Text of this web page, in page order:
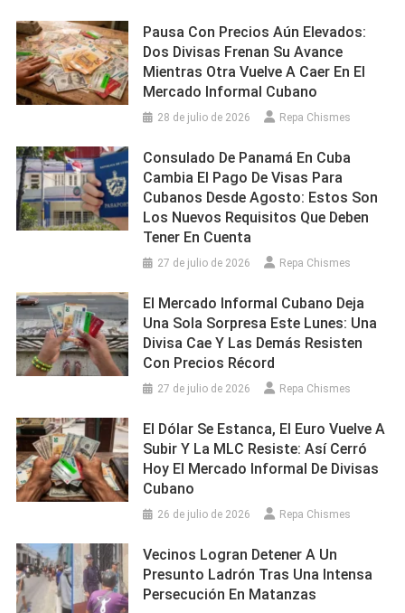
Pausa Con Precios Aún Elevados:
Dos Divisas Frenan Su Avance
Mientras Otra Vuelve A Caer En El
Mercado Informal Cubano
28 de julio de 2026 Repa Chismes
Consulado De Panamá En Cuba
Cambia El Pago De Visas Para
Cubanos Desde Agosto: Estos Son
Los Nuevos Requisitos Que Deben
Tener En Cuenta
27 de julio de 2026 Repa Chismes
El Mercado Informal Cubano Deja
Una Sola Sorpresa Este Lunes: Una
Divisa Cae Y Las Demás Resisten
Con Precios Récord
27 de julio de 2026 Repa Chismes
El Dólar Se Estanca, El Euro Vuelve A
Subir Y La MLC Resiste: Así Cerró
Hoy El Mercado Informal De Divisas
Cubano
26 de julio de 2026 Repa Chismes
Vecinos Logran Detener A Un
Presunto Ladrón Tras Una Intensa
Persecución En Matanzas